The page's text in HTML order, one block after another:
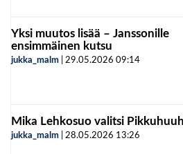
Yksi muutos lisää – Janssonille
ensimmäinen kutsu
jukka_malm 29.05.2026 09:14
Mika Lehkosuo valitsi
jukka_malm 28.05.2026 13:26